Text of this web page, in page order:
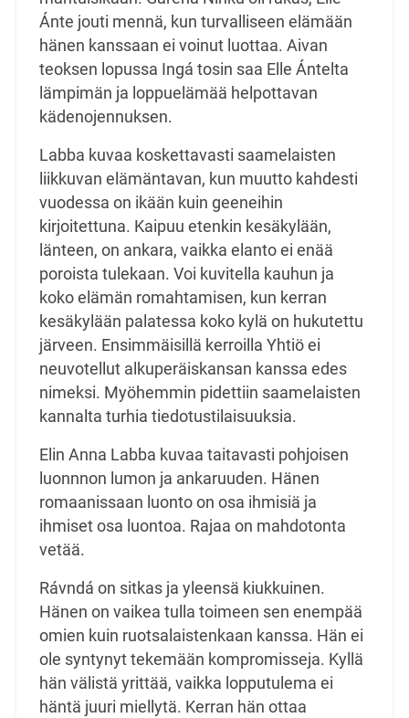
Ánte jouti mennä, kun turvalliseen elämään
hänen kanssaan ei voinut luottaa. Aivan
teoksen lopussa Ingá tosin saa Elle Ántelta
lämpimän ja loppuelämää helpottavan
kädenojennuksen.
Labba kuvaa koskettavasti saamelaisten
liikkuvan elämäntavan, kun muutto kahdesti
vuodessa on ikään kuin geeneihin
kirjoitettuna. Kaipuu etenkin kesäkylään,
länteen, on ankara, vaikka elanto ei enää
poroista tulekaan. Voi kuvitella kauhun ja
koko elämän romahtamisen, kun kerran
kesäkylään palatessa koko kylä on hukutettu
järveen. Ensimmäisillä kerroilla Yhtiö ei
neuvotellut alkuperäiskansan kanssa edes
nimeksi. Myöhemmin pidettiin saamelaisten
kannalta turhia tiedotustilaisuuksia.
Elin Anna Labba kuvaa taitavasti pohjoisen
luonnnon lumon ja ankaruuden. Hänen
romaanissaan luonto on osa ihmisiä ja
ihmiset osa luontoa. Rajaa on mahdotonta
vetää.
Rávndá on sitkas ja yleensä kiukkuinen.
Hänen on vaikea tulla toimeen sen enempää
omien kuin ruotsalaistenkaan kanssa. Hän ei
ole syntynyt tekemään kompromisseja. Kyllä
hän välistä yrittää, vaikka lopputulema ei
häntä juuri miellytä. Kerran hän ottaa